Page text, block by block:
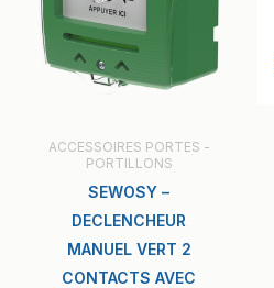
ACCESSOIRES PORTES -
PORTILLONS
SEWOSY –
DECLENCHEUR
MANUEL VERT 2
CONTACTS AVEC